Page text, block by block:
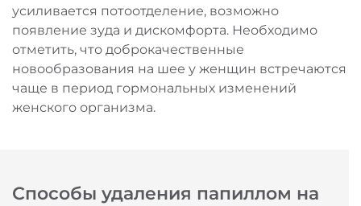
усиливается потоотделение, возможно
появление зуда и дискомфорта. Необходимо
отметить, что доброкачественные
новообразования на шее у женщин встречаются
чаще в период гормональных изменений
женского организма.
Способы удаления папиллом на